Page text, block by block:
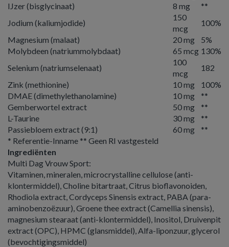
IJzer (bisglycinaat)
8 mg
**
Jodium (kaliumjodide)
150
mcg
100%
Magnesium (malaat)
20 mg
5%
Molybdeen (natriummolybdaat)
65 mcg 130%
Selenium (natriumselenaat)
100
mcg
182
Zink (methionine)
10 mg
100%
DMAE (dimethylethanolamine)
10 mg
**
Gemberwortel extract
50 mg
**
L-Taurine
30 mg
**
Passiebloem extract (9:1)
60 mg
**
* Referentie-Inname ** Geen RI vastgesteld
Ingrediënten
Multi Dag Vrouw Sport:
Vitaminen, mineralen, microcrystalline cellulose (anti-
klontermiddel), Choline bitartraat, Citrus bioflavonoiden,
Rhodiola extract, Cordyceps Sinensis extract, PABA (para-
aminobenzoëzuur), Groene thee extract (Camellia sinensis),
magnesium stearaat (anti-klontermiddel), Inositol, Druivenpit
extract (OPC), HPMC (glansmiddel), Alfa-liponzuur, glycerol
(bevochtigingsmiddel)